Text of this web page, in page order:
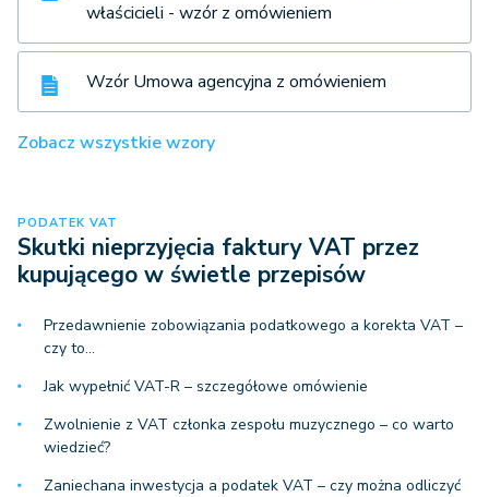
właścicieli - wzór z omówieniem
Wzór Umowa agencyjna z omówieniem
Zobacz wszystkie wzory
PODATEK VAT
Skutki nieprzyjęcia faktury VAT przez
kupującego w świetle przepisów
Przedawnienie zobowiązania podatkowego a korekta VAT –
czy to…
Jak wypełnić VAT-R – szczegółowe omówienie
Zwolnienie z VAT członka zespołu muzycznego – co warto
wiedzieć?
Zaniechana inwestycja a podatek VAT – czy można odliczyć